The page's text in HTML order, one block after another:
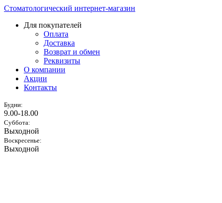
Стоматологический интернет-магазин
Для покупателей
Оплата
Доставка
Возврат и обмен
Реквизиты
О компании
Акции
Контакты
Будни:
9.00-18.00
Суббота:
Выходной
Воскресенье:
Выходной